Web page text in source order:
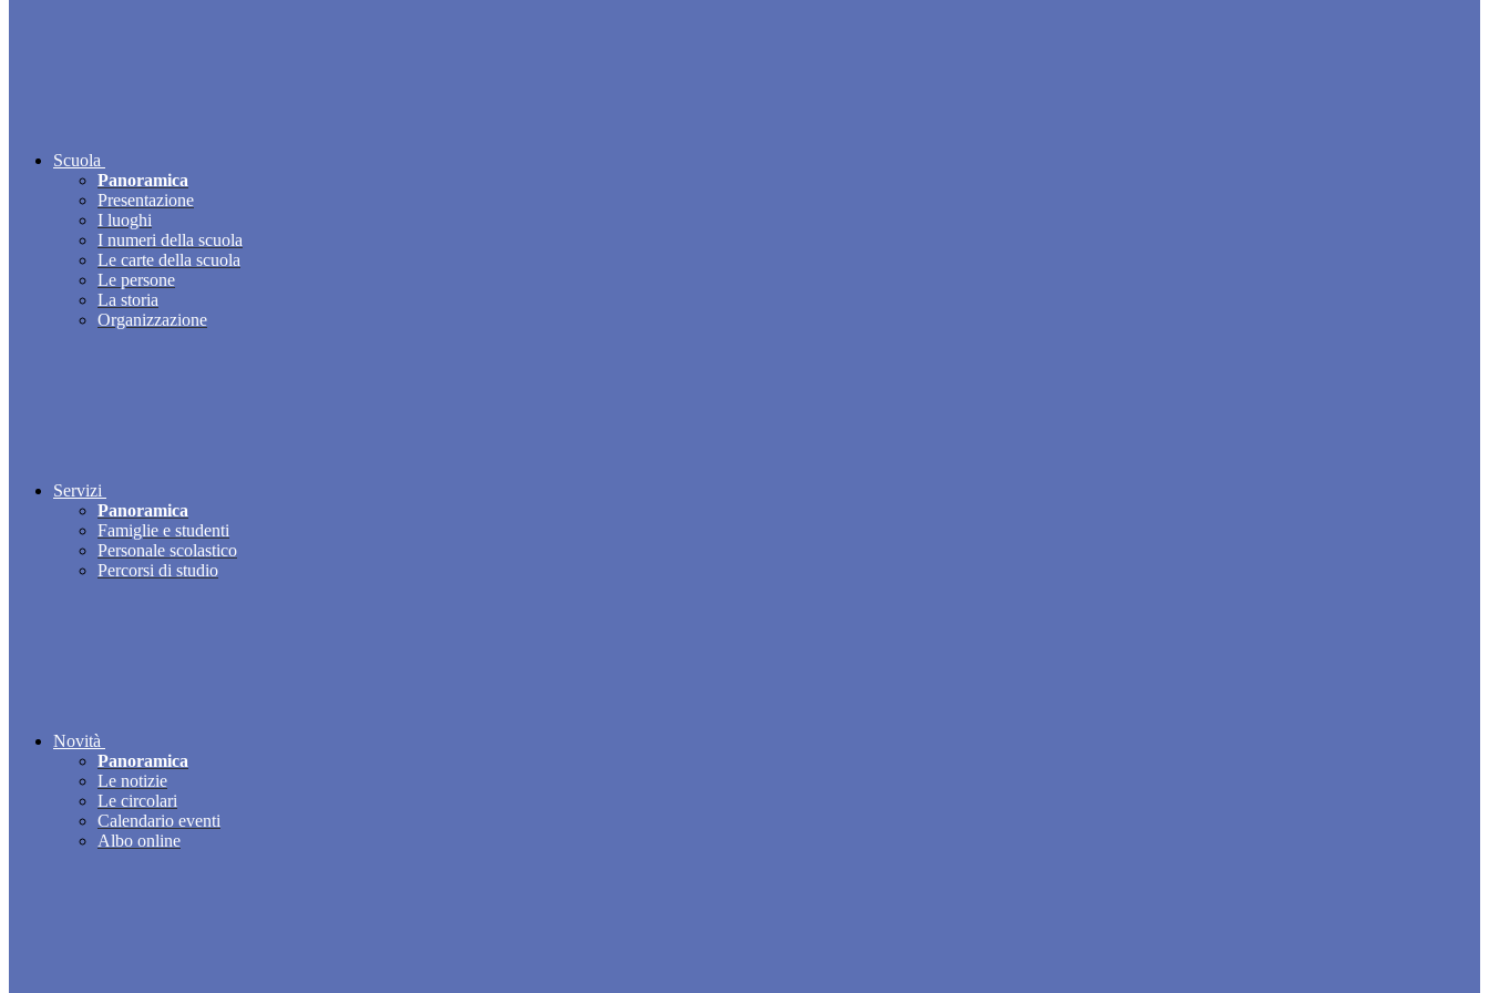
Scuola
Panoramica
Presentazione
I luoghi
I numeri della scuola
Le carte della scuola
Le persone
La storia
Organizzazione
Servizi
Panoramica
Famiglie e studenti
Personale scolastico
Percorsi di studio
Novità
Panoramica
Le notizie
Le circolari
Calendario eventi
Albo online